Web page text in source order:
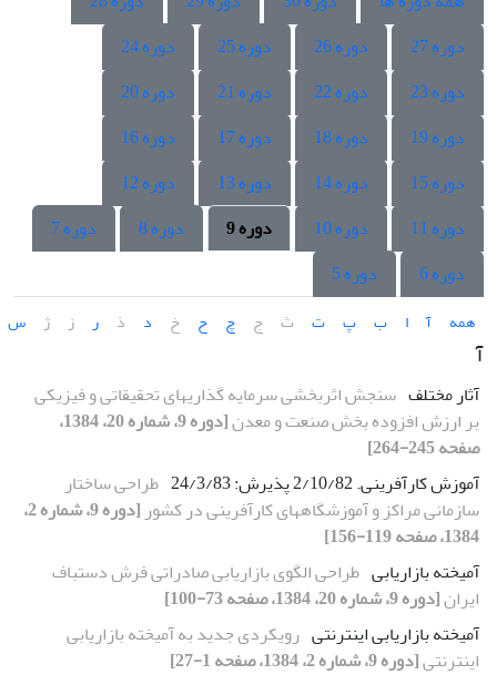
دوره 27
دوره 26 دوره 25
دوره 24
دوره 23
دوره 22 دوره 21
دوره 20
دوره 19
دوره 18 دوره 17
دوره 16
دوره 15
دوره 14 دوره 13
دوره 12
دوره 11
دوره 10 دوره 9 دوره 8
دوره 7
دوره 6
دوره 5
همه آ ا ب پ ت ث ج چ ح خ د ذ ر ز ژ س
آ
آثار مختلف سنجش اثربخشی سرمایه گذاریهای تحقیقاتی و فیزیکی
بر ارزش افزوده بخش صنعت و معدن
[دوره 9، شماره 20، 1384،
صفحه 245-264]
آموزش کارآفرینی. 2/10/82 پذیرش: 24/3/83
طراحی ساختار
سازمانی مراکز و آموزشگاههای کارآفرینی در کشور
[دوره 9، شماره 2،
1384، صفحه 119-156]
آمیخته بازاریابی طراحی الگوی بازاریابی صادراتی فرش دستباف
ایران[دوره 9، شماره 20، 1384، صفحه 73-100]
آمیخته بازاریابی اینترنتی رویکردی جدید به آمیخته بازاریابی
اینترنتی[دوره 9، شماره 2، 1384، صفحه 1-27]